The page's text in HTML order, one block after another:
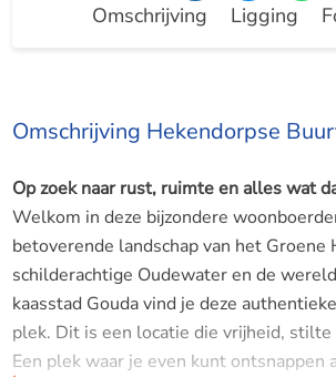
Omschrijving Ligging
Omschrijving Hekendorpse
Op zoek naar rust, ruimte en alles wat
Welkom in deze bijzondere
betoverende landschap van het Groene
schilderachtige Oudewater en de
kaasstad Gouda vind je deze
plek. Dit is een locatie die vrijheid,
Een plek waar je even kunt ontsnappen